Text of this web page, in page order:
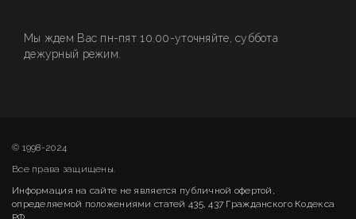
Мы ждем Вас пн-пят 10.00-уточняйте, суббота
дежурный режим.
© 1998-2024
Все права защищены.
Информация на сайте не является публичной офертой,
определяемой положениями статей 435, 437 Гражданского Кодекса